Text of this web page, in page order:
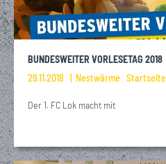
BUNDESWEITER VORLESETAG 2018
29.11.2018
Nestwärme Startseite
Der 1. FC Lok macht mit